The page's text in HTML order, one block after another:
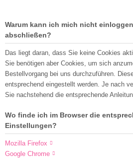
Warum kann ich mich nicht
abschließen?
Das liegt daran, dass Sie keine Cookies
Sie benötigen aber Cookies, um sich
Bestellvorgang bei uns durchzuführen.
entsprechend eingestellt werden. Je nach
Sie nachstehend die entsprechende
Wo finde ich im Browser die
Einstellungen?
Mozilla Firefox
Google Chrome